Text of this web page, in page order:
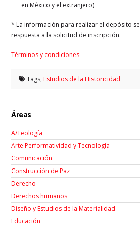
en México y el extranjero)
* La información para realizar el depósito
respuesta a la solicitud de inscripción.
Términos y condiciones
Tags,Estudios de la Historicidad
Áreas
A/Teología
Arte Performatividad y Tecnología
Comunicación
Construcción de Paz
Derecho
Derechos humanos
Diseño y Estudios de la Materialidad
Educación